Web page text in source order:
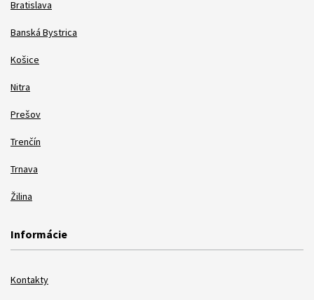
Bratislava
Banská Bystrica
Košice
Nitra
Prešov
Trenčín
Trnava
Žilina
Informácie
Kontakty